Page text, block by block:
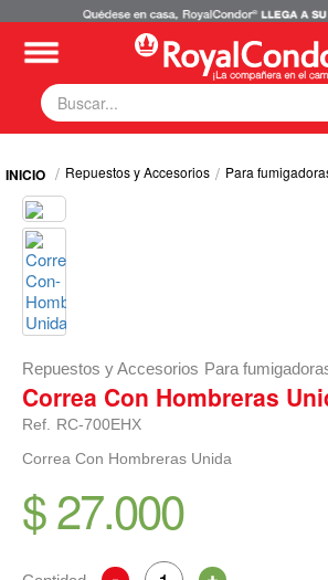
Fumigadoras
Equipos Motorizados
Respuestos y Accesorios
Tecnología de Aplicación
Zona Pecuaria
Zona Veterianaria
Repuestos y Accesorios Para
Repuestos y Accesorios Para
Correa Con Hombreras
Ref. RC-700EHX
Correa Con Hombreras Unida
$ 27.000